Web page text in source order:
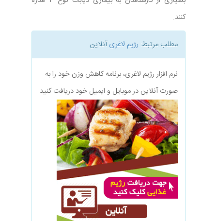
کنند.
مطلب مرتبط: رژیم لاغریآنلاین
نرم افزار رژیم لاغری، برنامه کاهش وزن خود را به
صورت آنلاین در موبایل و ایمیل خود دریافت کنید